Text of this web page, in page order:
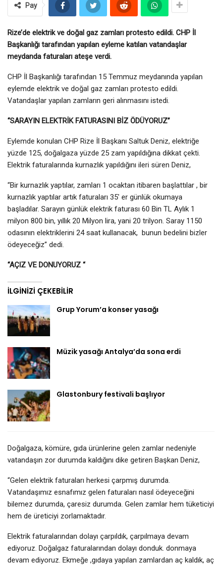
Pay
Rize’de elektrik ve doğal gaz zamları protesto edildi. CHP İl
Başkanlığı tarafından yapılan eyleme katılan vatandaşlar
meydanda faturaları ateşe verdi.
CHP İl Başkanlığı tarafından 15 Temmuz meydanında yapılan
eylemde elektrik ve doğal gaz zamları protesto edildi.
Vatandaşlar yapılan zamların geri alınmasını istedi.
“SARAYIN ELEKTRİK FATURASINI BİZ ÖDÜYORUZ”
Eylemde konulan CHP Rize İl Başkanı Saltuk Deniz, elektriğe
yüzde 125, doğalgaza yüzde 25 zam yapıldığına dikkat çekti.
Elektrik faturalarında kurnazlık yapıldığını ileri süren Deniz,
“Bir kurnazlık yaptılar, zamları 1 ocaktan itibaren başlattılar , bir
kurnazlık yaptılar artık faturaları 35′ er günlük okumaya
başladılar. Sarayın günlük elektrik faturası 60 Bin TL Aylık 1
milyon 800 bin, yıllık 20 Milyon lira, yani 20 trilyon. Saray 1150
odasının elektriklerini 24 saat kullanacak, bunun bedelini bizler
ödeyeceğiz” dedi.
“AÇIZ VE DONUYORUZ “
İLGINIZI ÇEKEBILIR
Grup Yorum’a konser yasağı
Müzik yasağı Antalya’da sona erdi
Glastonbury festivali başlıyor
Doğalgaza, kömüre, gıda ürünlerine gelen zamlar nedeniyle
vatandaşın zor durumda kaldığını dike getiren Başkan Deniz,
“Gelen elektrik faturaları herkesi çarpmış durumda.
Vatandaşımız esnafımız gelen faturaları nasıl ödeyeceğini
bilemez durumda, çaresiz durumda. Gelen zamlar hem tüketiciyi
hem de üreticiyi zorlamaktadır.
Elektrik faturalarından dolayı çarpıldık, çarpılmaya devam
ediyoruz. Doğalgaz faturalarından dolayı donduk. donmaya
devam ediyoruz. Ekmeğe ,gıdaya yapılan zamlardan aç kaldık, aç